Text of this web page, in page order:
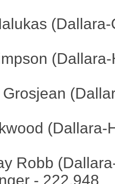
(Dallara-
Robb
- 222.948